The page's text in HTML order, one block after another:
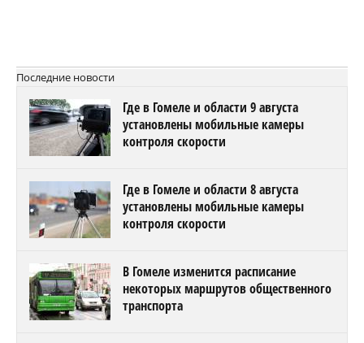
Последние новости
Где в Гомеле и области 9 августа
установлены мобильные камеры
контроля скорости
Где в Гомеле и области 8 августа
установлены мобильные камеры
контроля скорости
В Гомеле изменится расписание
некоторых маршрутов общественного
транспорта